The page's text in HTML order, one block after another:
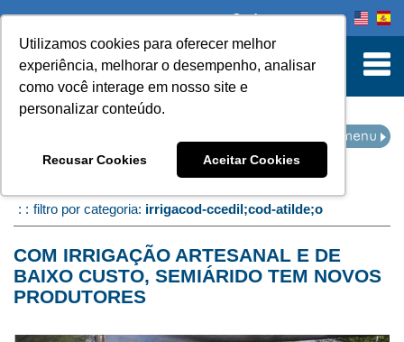
Utilizamos cookies para oferecer melhor
experiência, melhorar o desempenho, analisar
como você interage em nosso site e
personalizar conteúdo.
Recusar Cookies Aceitar Cookies
to Content
Onde comprar
filtro por categoria: irrigacod-ccedil;cod-atilde;o
COM IRRIGAÇÃO ARTESANAL E DE
BAIXO CUSTO, SEMIÁRIDO TEM NOVOS
PRODUTORES